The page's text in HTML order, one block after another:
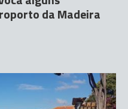
da Madeira